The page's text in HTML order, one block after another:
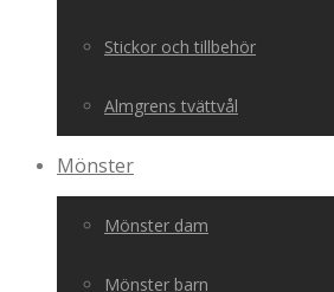
Stickor och tillbehör
Almgrens tvättvål
Mönster
Mönster dam
Mönster barn